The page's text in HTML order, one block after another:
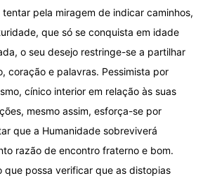
pela miragem de indicar caminhos,
que só se conquista em idade
o seu desejo restringe-se a partilhar
coração e palavras. Pessimista por
cínico interior em relação às suas
mesmo assim, esforça-se por
que a Humanidade sobreviverá
razão de encontro fraterno e bom.
que possa verificar que as distopias